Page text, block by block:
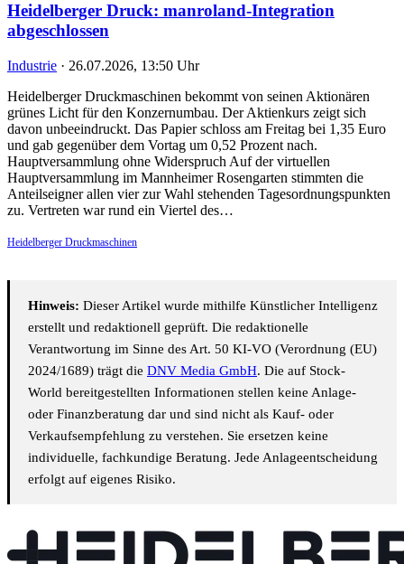
Heidelberger Druck: manroland-Integration
abgeschlossen
Industrie · 26.07.2026, 13:50 Uhr
Heidelberger Druckmaschinen bekommt von seinen Aktionären
grünes Licht für den Konzernumbau. Der Aktienkurs zeigt sich
davon unbeeindruckt. Das Papier schloss am Freitag bei 1,35 Euro
und gab gegenüber dem Vortag um 0,52 Prozent nach.
Hauptversammlung ohne Widerspruch Auf der virtuellen
Hauptversammlung im Mannheimer Rosengarten stimmten die
Anteilseigner allen vier zur Wahl stehenden Tagesordnungspunkten
zu. Vertreten war rund ein Viertel des…
Heidelberger Druckmaschinen
Hinweis: Dieser Artikel wurde mithilfe Künstlicher Intelligenz
erstellt und redaktionell geprüft. Die redaktionelle
Verantwortung im Sinne des Art. 50 KI-VO (Verordnung (EU)
2024/1689) trägt die DNV Media GmbH. Die auf Stock-
World bereitgestellten Informationen stellen keine Anlage-
oder Finanzberatung dar und sind nicht als Kauf- oder
Verkaufsempfehlung zu verstehen. Sie ersetzen keine
individuelle, fachkundige Beratung. Jede Anlageentscheidung
erfolgt auf eigenes Risiko.